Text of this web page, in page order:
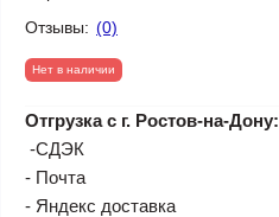
Отзывы: (0)
Нет в наличии
Отгрузка с г. Ростов-на-Дону:
-СДЭК
- Почта
- Яндекс доставка